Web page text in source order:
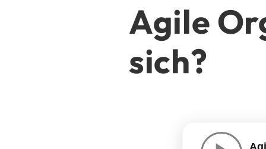
Agile
sich?